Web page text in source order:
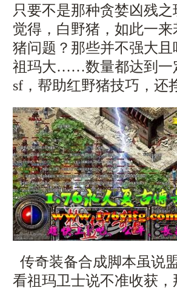
只要不是那种贪婪凶残
觉得，白野猪，如此一
猪问题？那些并不强大
祖玛大……数量都达到一
sf，帮助红野猪技巧，还
传奇装备合成脚本虽说
看祖玛卫士说不准收获